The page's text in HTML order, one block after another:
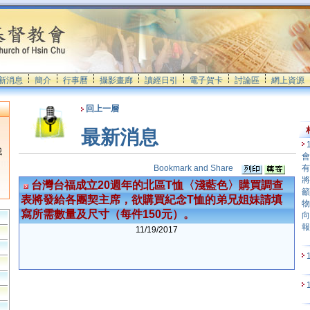
消息 簡介 行事曆 攝影畫廊 讀經日引 電子賀卡 討論區 網上資源
回上一層
最新消息
台灣台福成立20週年的北區T恤〈淺藍色〉購買調查
表將發給各團契主席，欲購買紀念T恤的弟兄姐妹請填
寫所需數量及尺寸（每件150元）。
11/19/2017